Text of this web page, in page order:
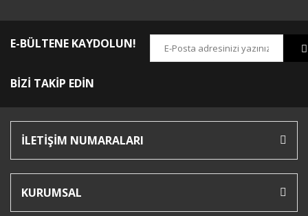
E-BÜLTENE KAYDOLUN!
BİZİ TAKİP EDİN
İLETİŞİM NUMARALARI
KURUMSAL